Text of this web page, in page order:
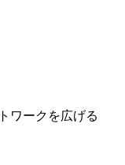
ワークを広げる